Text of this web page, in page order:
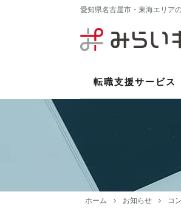
愛知県名古屋市・東海エリア
転職支援サービス
ホーム お知らせ コ